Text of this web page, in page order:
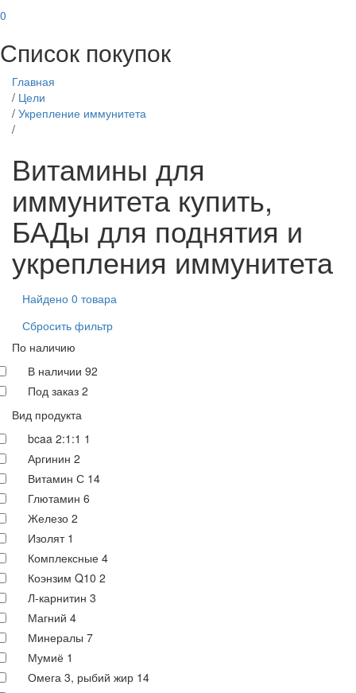
0
Список покупок
Главная
/ Цели
/ Укрепление иммунитета
/
Витамины для
иммунитета купить,
БАДы для поднятия и
укрепления иммунитета
Найдено 0 товара
Сбросить фильтр
По наличию
В наличии 92
Под заказ 2
Вид продукта
bcaa 2:1:1 1
Аргинин 2
Витамин С 14
Глютамин 6
Железо 2
Изолят 1
Комплексные 4
Коэнзим Q10 2
Л-карнитин 3
Магний 4
Минералы 7
Мумиё 1
Омега 3, рыбий жир 14